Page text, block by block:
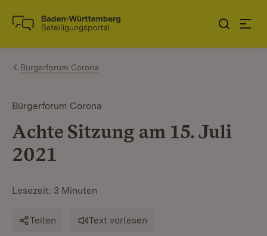
Zum Inhalt springen
Link zur Startseite
Bürgerforum Corona
Bürgerforum Corona
Achte Sitzung am 15. Juli
2021
Lesezeit: 3 Minuten
Teilen Text vorlesen